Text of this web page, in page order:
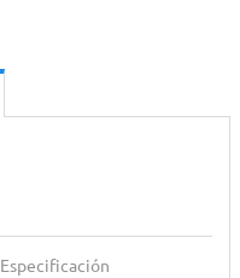
Especificación